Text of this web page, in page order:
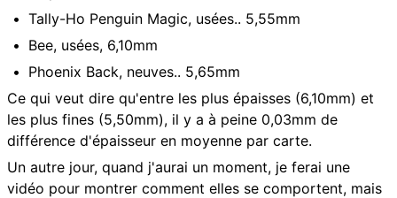
Tally-Ho Penguin Magic, usées.. 5,55mm
Bee, usées, 6,10mm
Phoenix Back, neuves.. 5,65mm
Ce qui veut dire qu'entre les plus épaisses (6,10mm) et
les plus fines (5,50mm), il y a à peine 0,03mm de
différence d'épaisseur en moyenne par carte.
Un autre jour, quand j'aurai un moment, je ferai une
vidéo pour montrer comment elles se comportent, mais